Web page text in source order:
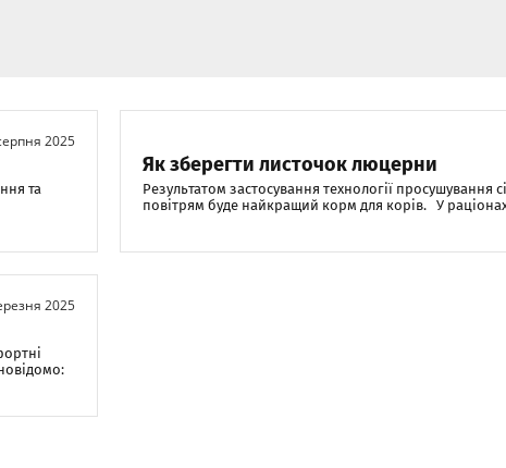
2025
та
Як зберегти листочок люцерни
Результатом застосування технології просушування
повітрям буде найкращий корм для корів. У
2025